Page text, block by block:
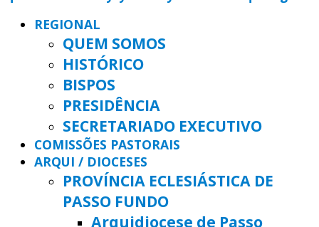
REGIONAL
QUEM SOMOS
HISTÓRICO
BISPOS
PRESIDÊNCIA
SECRETARIADO EXECUTIVO
COMISSÕES PASTORAIS
ARQUI / DIOCESES
PROVÍNCIA ECLESIÁSTICA DE
PASSO FUNDO
Arquidiocese de Passo